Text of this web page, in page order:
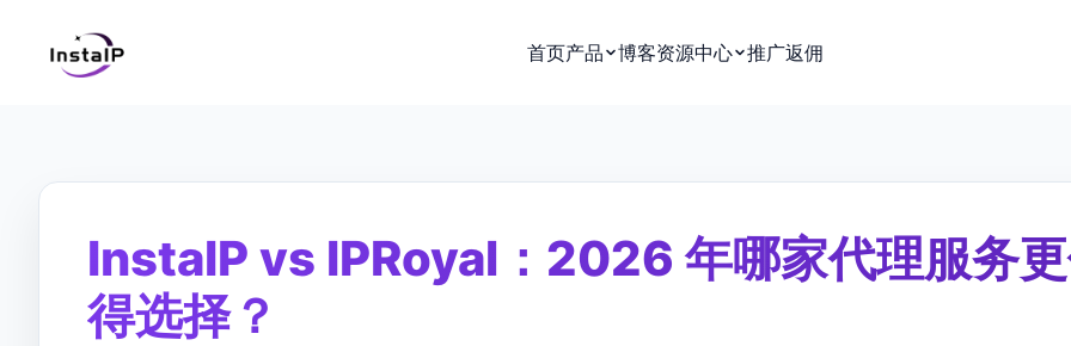
首页产品 博客资源中心 推广返佣
InstaIP vs IPRoyal：2026 年哪家代理服务
得选择？